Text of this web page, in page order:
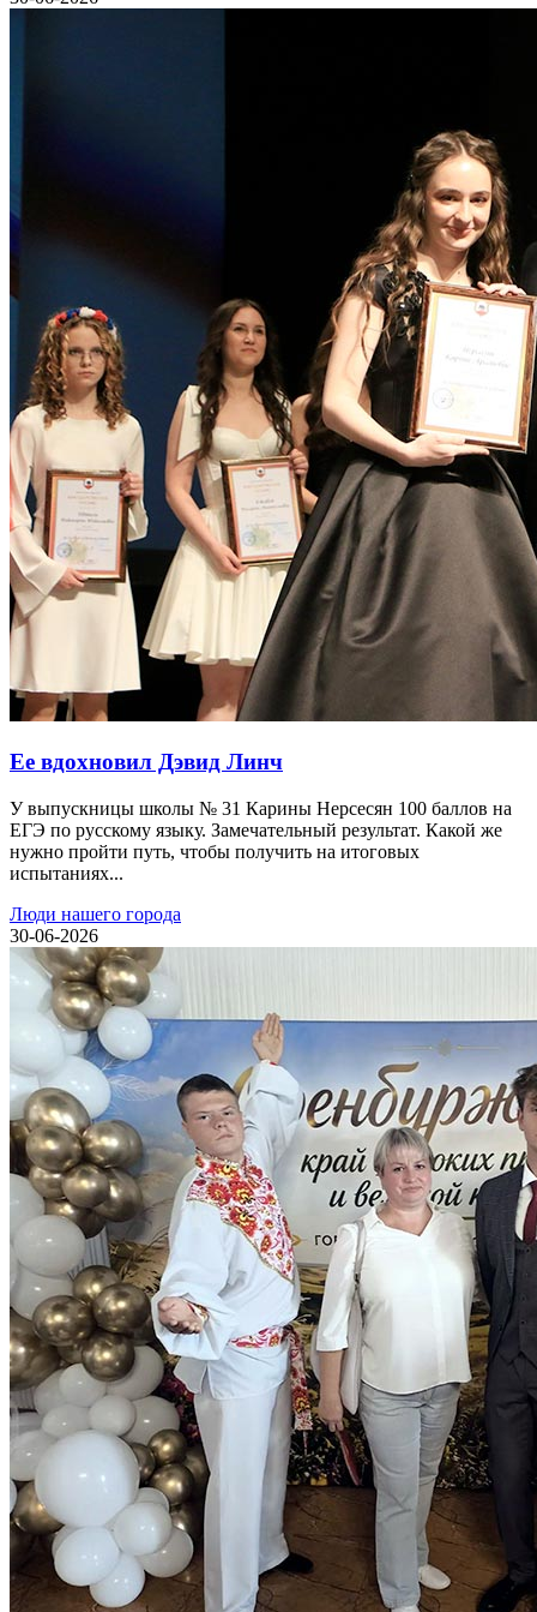
Ее вдохновил Дэвид Линч
У выпускницы школы № 31 Карины Нерсесян 100 баллов на
ЕГЭ по русскому языку. Замечательный результат. Какой же
нужно пройти путь, чтобы получить на итоговых
испытаниях...
Люди нашего города
30-06-2026